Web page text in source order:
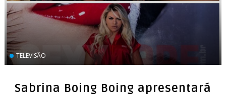
TELEVISÃO
Sabrina Boing Boing apresentará